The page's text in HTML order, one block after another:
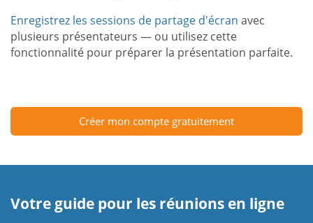
Enregistrez les sessions de partage d'écran avec
plusieurs présentateurs — ou utilisez cette
fonctionnalité pour préparer la présentation parfaite.
Créer mon compte gratuitement
Votre guide pour les réunions en ligne